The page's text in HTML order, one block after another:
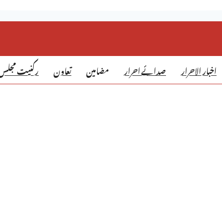
اخبار الاحرار صدائے احرار مضامین تعاون رکنیت